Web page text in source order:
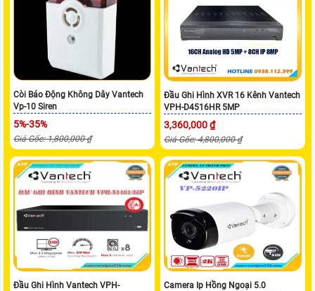
Còi Báo Động Không Dây Vantech
Vp-10 Siren
5%-35%
Giá Gốc: 1,800,000 ₫
Đầu Ghi Hình XVR 16 Kênh Vantech
VPH-D4516HR 5MP
3,360,000 ₫
Giá Gốc: 4,800,000 ₫
Đầu Ghi Hình Vantech VPH-
Camera Ip Hồng Ngoại 5.0